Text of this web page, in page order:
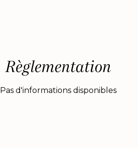
Règlementation
Pas d'informations disponibles